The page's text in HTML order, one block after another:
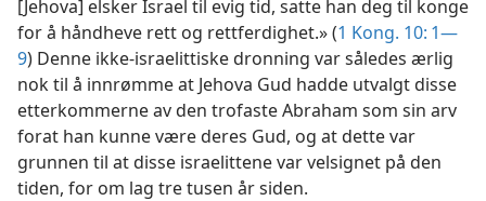
[Jehova] elsker Israel til evig tid, satte han deg til konge
for å håndheve rett og rettferdighet.» (1 Kong. 10: 1—
9) Denne ikke-israelittiske dronning var således ærlig
nok til å innrømme at Jehova Gud hadde utvalgt disse
etterkommerne av den trofaste Abraham som sin arv
forat han kunne være deres Gud, og at dette var
grunnen til at disse israelittene var velsignet på den
tiden, for om lag tre tusen år siden.